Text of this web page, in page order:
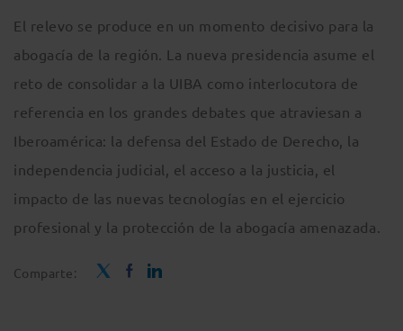
El relevo se produce en un momento decisivo para la
abogacía de la región. La nueva presidencia asume el
reto de consolidar a la UIBA como interlocutora de
referencia en los grandes debates que atraviesan a
Iberoamérica: la defensa del Estado de Derecho, la
independencia judicial, el acceso a la justicia, el
impacto de las nuevas tecnologías en el ejercicio
profesional y la protección de la abogacía amenazada.
Comparte: